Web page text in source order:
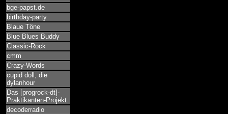
bge-papst.de
birthday-party
Blaue Töne
Blue Blues Buddy
Classic-Rock
cmm
Crazy-Words
cupid doll, die
dylanhour
Das [progrock-dt]-
Praktikanten-Projekt
decoderradio